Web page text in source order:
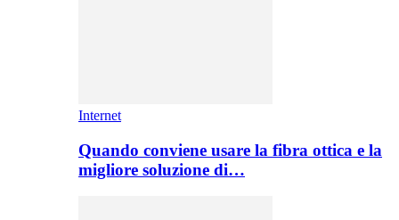
Internet
Quando conviene usare la fibra ottica e la
migliore soluzione di…